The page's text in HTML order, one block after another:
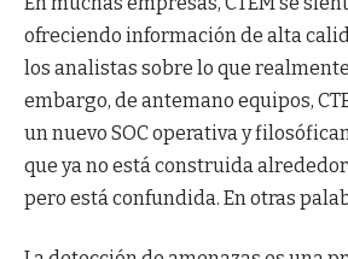
ofreciendo información de alta
los analistas sobre lo que
embargo, de antemano equipos,
un nuevo SOC operativa y
que ya no está construida
pero está confundida. En otras